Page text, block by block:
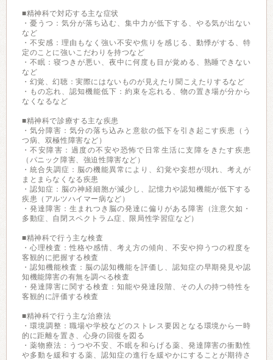
■精神科で対応する主な症状
・憂うつ：気分が落ち込む、集中力が低下する、やる気が出ない
など
・不安感：理由もなく強い不安や焦りを感じる、動悸がする、特
定のことに強いこだわりを持つなど
・不眠：寝つきが悪い、夜中に何度も目が覚める、熟睡できない
など
・幻覚、幻聴：実際にはないものが見えたり聞こえたりするなど
・もの忘れ、認知機能低下：約束を忘れる、物の置き場が分から
なくなるなど
■精神科で診療する主な疾患
・気分障害：気分の落ち込みと意欲の低下を引き起こす疾患（う
つ病、双極性障害など）
・不安障害：過度の不安や恐怖で日常生活に支障をきたす疾患
（パニック障害、強迫性障害など）
・統合失調症：脳の機能異常により、幻覚や妄想が現れ、考えが
まとまらなくなる疾患
・認知症：脳の神経細胞が減少し、記憶力や認知機能が低下する
疾患（アルツハイマー病など）
・発達障害：生まれつき脳の発達に偏りがある障害（注意欠如・
多動症、自閉スペクトラム症、限局性学習症など）
■精神科で行う主な検査
・心理検査：性格や感情、考え方の傾向、不安や抑うつの程度を
客観的に把握する検査
・認知機能検査：脳の認知機能を評価し、認知症の早期発見や認
知機能障害の有無を調べる検査
・発達障害に関する検査：知能や発達段階、その人の持つ特性を
客観的に評価する検査
■精神科で行う主な治療法
・環境調整：職場や学校などのストレス要因となる環境から一時
的に距離を置き、心身の回復を図る
・薬物療法：うつや不安、不眠を和らげる薬、発達障害の衝動性
や多動を緩和する薬、認知症の進行を緩やかにすることが期待さ